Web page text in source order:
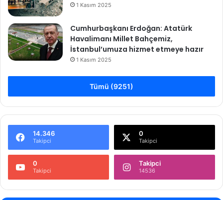
1 Kasım 2025
Cumhurbaşkanı Erdoğan: Atatürk
Havalimanı Millet Bahçemiz,
İstanbul’umuza hizmet etmeye hazır
1 Kasım 2025
Tümü (9251)
14.346
Takipci
0
Takipci
0
Takipci
Takipci
14536